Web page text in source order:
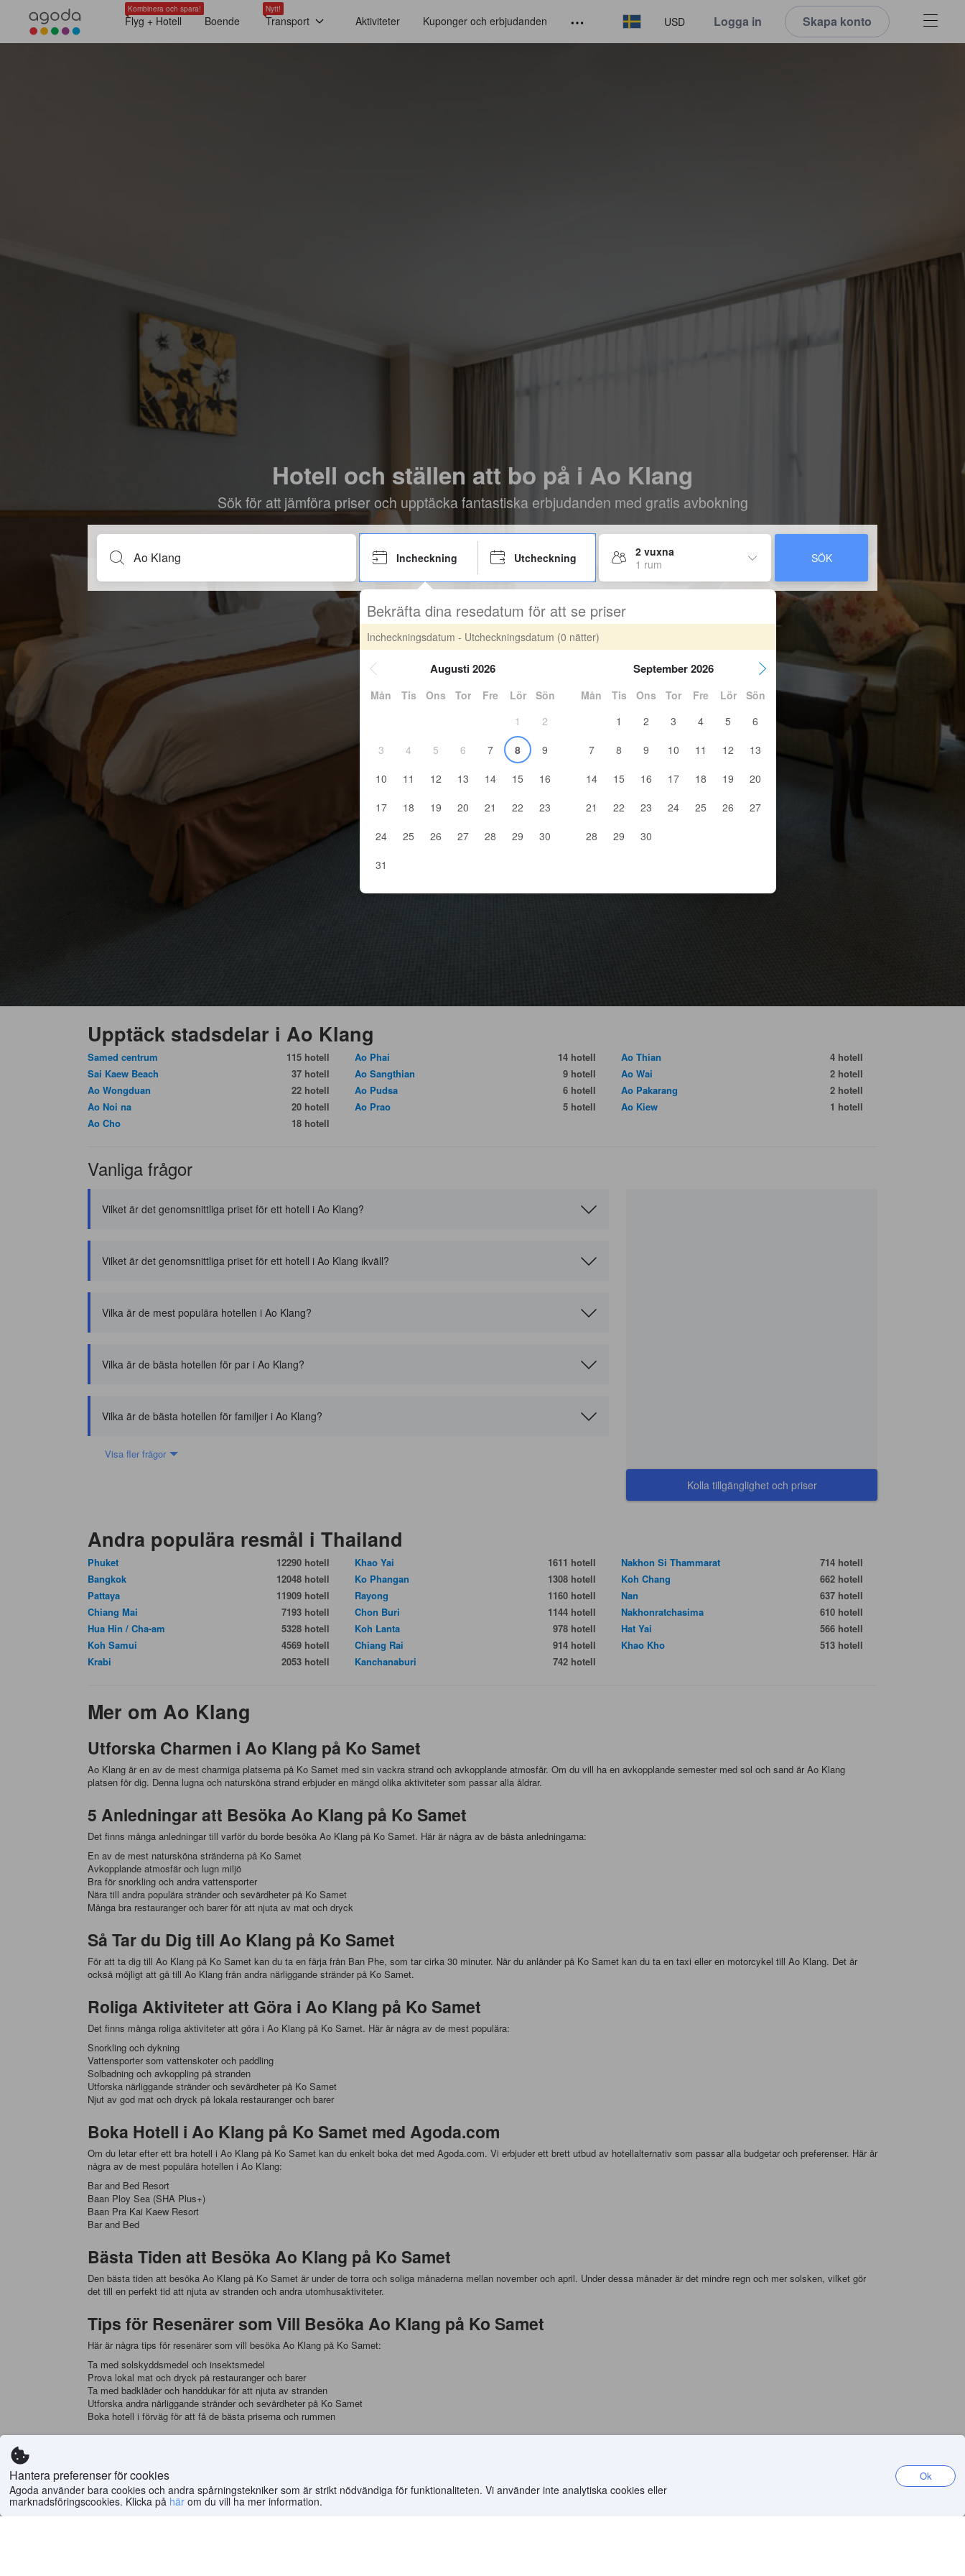
Hantera preferenser för cookies
Agoda använder bara cookies och andra spårningstekniker som är strikt nödvändiga för funktionaliteten. Vi använder inte analytiska cookies eller
marknadsföringscookies. Klicka på här om du vill ha mer information.
Ok
Kombinera och spara!
Flyg + Hotell Boende
Nytt!
Transport Aktiviteter Kuponger och erbjudanden USD Logga in Skapa konto
Hotell och ställen att bo på i Ao Klang
Sök för att jämföra priser och upptäcka fantastiska erbjudanden med gratis avbokning
Incheckning Utcheckning
2 vuxna
1 rum
SÖK
Bekräfta dina resedatum för att se priser
Incheckningsdatum - Utcheckningsdatum (0 nätter)
Augusti 2026
Mån Tis Ons Tor Fre Lör
Sön
1
2
3
4 5 6 7 8
9
10
11 12 13 14 15
16
17
18 19 20 21 22
23
24
25 26 27 28 29
30
31
September 2026
Mån Tis Ons Tor Fre Lör
Sön
1
2 3 4 5
6
7
8 9 10 11 12
13
14
15 16 17 18 19
20
21
22 23 24 25 26
27
28
29 30
Upptäck stadsdelar i Ao Klang
Samed centrum
115 hotell
Sai Kaew Beach
37 hotell
Ao Wongduan
22 hotell
Ao Noi na
20 hotell
Ao Cho
18 hotell
Ao Phai
14 hotell
Ao Sangthian
9 hotell
Ao Pudsa
6 hotell
Ao Prao
5 hotell
Ao Thian
4 hotell
Ao Wai
2 hotell
Ao Pakarang
2 hotell
Ao Kiew
1 hotell
Vanliga frågor
Vilket är det genomsnittliga priset för ett hotell i Ao Klang?
Vilket är det genomsnittliga priset för ett hotell i Ao Klang ikväll?
Vilka är de mest populära hotellen i Ao Klang?
Vilka är de bästa hotellen för par i Ao Klang?
Vilka är de bästa hotellen för familjer i Ao Klang?
Visa fler frågor
Kolla tillgänglighet och priser
Andra populära resmål i Thailand
Phuket
12290 hotell
Bangkok
12048 hotell
Pattaya
11909 hotell
Chiang Mai
7193 hotell
Hua Hin / Cha-am
5328 hotell
Koh Samui
4569 hotell
Krabi
2053 hotell
Khao Yai
1611 hotell
Ko Phangan
1308 hotell
Rayong
1160 hotell
Chon Buri
1144 hotell
Koh Lanta
978 hotell
Chiang Rai
914 hotell
Kanchanaburi
742 hotell
Nakhon Si Thammarat
714 hotell
Koh Chang
662 hotell
Nan
637 hotell
Nakhonratchasima
610 hotell
Hat Yai
566 hotell
Khao Kho
513 hotell
Mer om Ao Klang
Utforska Charmen i Ao Klang på Ko Samet
Ao Klang är en av de mest charmiga platserna på Ko Samet med sin vackra strand och avkopplande atmosfär. Om du vill ha en avkopplande semester med sol och sand är Ao Klang
platsen för dig. Denna lugna och natursköna strand erbjuder en mängd olika aktiviteter som passar alla åldrar.
5 Anledningar att Besöka Ao Klang på Ko Samet
Det finns många anledningar till varför du borde besöka Ao Klang på Ko Samet. Här är några av de bästa anledningarna:
En av de mest natursköna stränderna på Ko Samet
Avkopplande atmosfär och lugn miljö
Bra för snorkling och andra vattensporter
Nära till andra populära stränder och sevärdheter på Ko Samet
Många bra restauranger och barer för att njuta av mat och dryck
Så Tar du Dig till Ao Klang på Ko Samet
För att ta dig till Ao Klang på Ko Samet kan du ta en färja från Ban Phe, som tar cirka 30 minuter. När du anländer på Ko Samet kan du ta en taxi eller en motorcykel till Ao Klang. Det är
också möjligt att gå till Ao Klang från andra närliggande stränder på Ko Samet.
Roliga Aktiviteter att Göra i Ao Klang på Ko Samet
Det finns många roliga aktiviteter att göra i Ao Klang på Ko Samet. Här är några av de mest populära:
Snorkling och dykning
Vattensporter som vattenskoter och paddling
Solbadning och avkoppling på stranden
Utforska närliggande stränder och sevärdheter på Ko Samet
Njut av god mat och dryck på lokala restauranger och barer
Boka Hotell i Ao Klang på Ko Samet med Agoda.com
Om du letar efter ett bra hotell i Ao Klang på Ko Samet kan du enkelt boka det med Agoda.com. Vi erbjuder ett brett utbud av hotellalternativ som passar alla budgetar och preferenser. Här är
några av de mest populära hotellen i Ao Klang:
Bar and Bed Resort
Baan Ploy Sea (SHA Plus+)
Baan Pra Kai Kaew Resort
Bar and Bed
Bästa Tiden att Besöka Ao Klang på Ko Samet
Den bästa tiden att besöka Ao Klang på Ko Samet är under de torra och soliga månaderna mellan november och april. Under dessa månader är det mindre regn och mer solsken, vilket gör
det till en perfekt tid att njuta av stranden och andra utomhusaktiviteter.
Tips för Resenärer som Vill Besöka Ao Klang på Ko Samet
Här är några tips för resenärer som vill besöka Ao Klang på Ko Samet:
Ta med solskyddsmedel och insektsmedel
Prova lokal mat och dryck på restauranger och barer
Ta med badkläder och handdukar för att njuta av stranden
Utforska andra närliggande stränder och sevärdheter på Ko Samet
Boka hotell i förväg för att få de bästa priserna och rummen
Det finns många bra boenden att övernatta på i Ao Klang på Ko Samet. Här är några av de mest populära:
Bar and Bed Resort - ett modernt och bekvämt hotell med utmärkt läge vid stranden
Baan Ploy Sea (SHA Plus+) - en charmig resort med vackra trädgårdar och utmärkt service